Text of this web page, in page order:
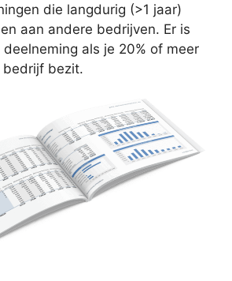
die langdurig (>1 jaar)
aan andere bedrijven. Er is
als je 20% of meer
bezit.